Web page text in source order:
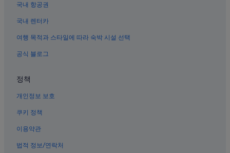
우에노의 3성급 호텔
아키하바라 역의 캡슐 호텔
우에노 역의 게스트하우스
우에노의 수영장이 있는 호텔
만다라케 콤플렉스 근처 호텔
우에노의 APA Hotels
우에노의 바닷가 호텔
우에노의 Fujita Kanko 호텔
국내 항공권
국내 렌터카
여행 목적과 스타일에 따라 숙박 시설 선택
공식 블로그
정책
개인정보 보호
쿠키 정책
이용약관
법적 정보/연락처